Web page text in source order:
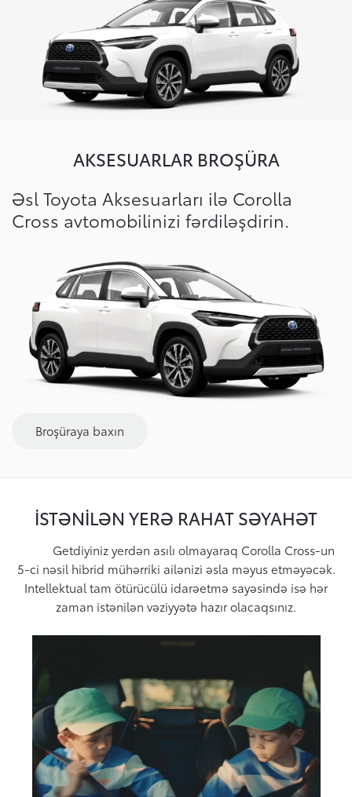
AKSESUARLAR BROŞÜRA
Əsl Toyota Aksesuarları ilə Corolla
Cross avtomobilinizi fərdiləşdirin.
Broşüraya baxın
İSTƏNILƏN YERƏ RAHAT SƏYAHƏT
Getdiyiniz yerdən asılı olmayaraq Corolla Cross-un
5-ci nəsil hibrid mühərriki ailənizi əsla məyus etməyəcək.
Intellektual tam ötürücülü idarəetmə sayəsində isə hər
zaman istənilən vəziyyətə hazır olacaqsınız.